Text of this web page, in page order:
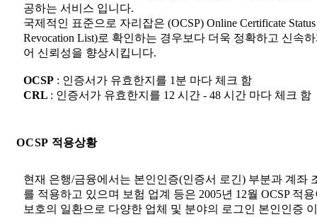
공하는 서비스 입니다.
국제적인 표준으로 자리잡은 (OCSP) Online Certificate
Revocation List)로 확인하는 경우보다 더욱 정확하고 신속
어 신뢰성을 향상시킵니다.
OCSP : 인증서가 유효한지를 1분 마다 체크 함
CRL : 인증서가 유효한지를 12 시간 - 48 시간 마다 체크 함
OCSP 적용상황
현재 은행/금융에서는 본인인증(인증서 로긴) 부분과 계좌
를 적용하고 있으며 보험 업계 등은 2005년 12월 OCSP 적
보호의 일환으로 다양한 업체 및 분야의 로그인 본인인증